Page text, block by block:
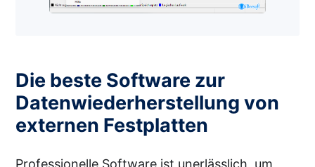
Die beste Software zur
Datenwiederherstellung von
externen Festplatten
Professionelle Software ist unerlässlich, um